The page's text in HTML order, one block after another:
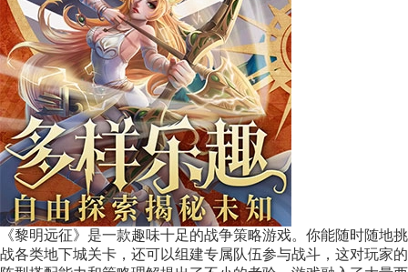
《黎明远征》是一款趣味十足的战争策略游戏。你能随时随地挑
战各类地下城关卡，还可以组建专属队伍参与战斗，这对玩家的